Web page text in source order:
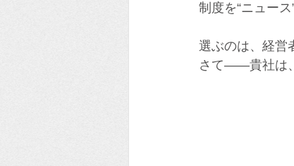
制度を“ニュー
選ぶのは、経営
さて――貴社は